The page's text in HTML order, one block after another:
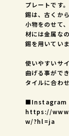
プレートです。
錫は、古くか
小物をのせて
材には金属な
錫を用いていま
使いやすいサ
曲げる事がで
タイルに合わ
■Instagram
https://
w/?hl=ja